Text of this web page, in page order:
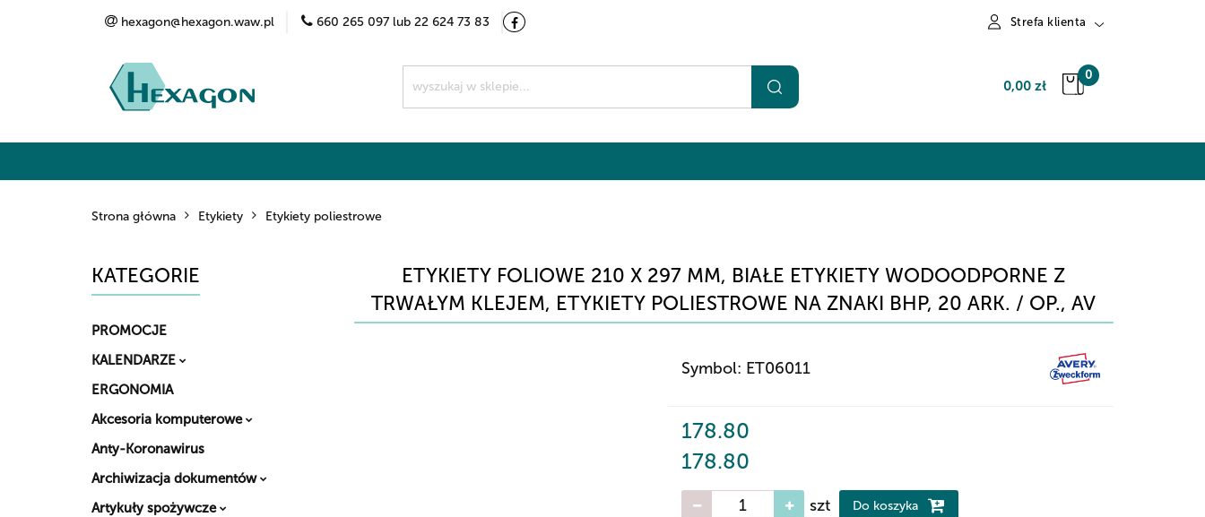
hexagon@hexagon.waw.pl 660 265 097 lub 22 624 73 83 Strefa klienta
Zaloguj się
Zarejestruj się
0,00 zł
0
Kategorie
Strona główna Etykiety Etykiety poliestrowe
KATEGORIE
PROMOCJE
KALENDARZE
ERGONOMIA
Akcesoria komputerowe
Anty-Koronawirus
Archiwizacja dokumentów
Artykuły spożywcze
ETYKIETY FOLIOWE 210 X 297 MM, BIAŁE ETYKIETY WODOODPORNE Z
TRWAŁYM KLEJEM, ETYKIETY POLIESTROWE NA ZNAKI BHP, 20 ARK. / OP., AV
Symbol: ET06011
178.80
178.80
szt Do koszyka